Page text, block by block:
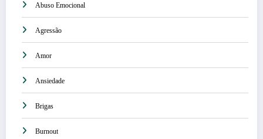
Abuso Emocional
Agressão
Amor
Ansiedade
Brigas
Burnout